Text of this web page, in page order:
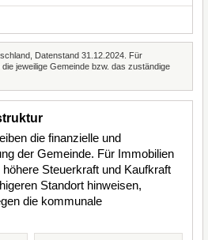
Datenstand 31.12.2024. Für
jeweilige Gemeinde bzw. das zuständige
die finanzielle und
der Gemeinde. Für Immobilien
Steuerkraft und Kaufkraft
Standort hinweisen,
die kommunale